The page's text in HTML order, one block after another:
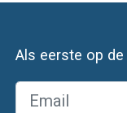
Als eerste op